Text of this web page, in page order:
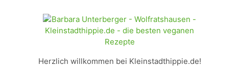
Herzlich willkommen bei Kleinstadthippie.de!